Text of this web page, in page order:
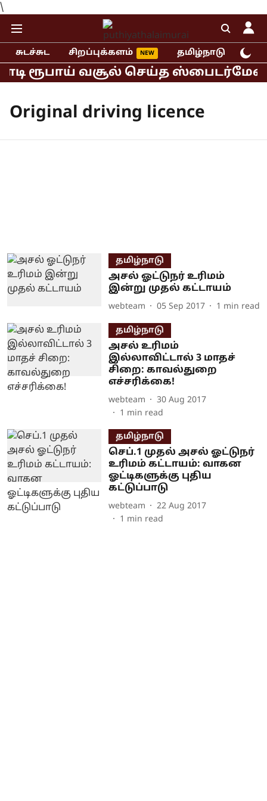
\
சுடச்சுட சிறப்புக்களம் தமிழ்நாடு
ரூபாய் வசூல் செய்த ஸ்பைடர்மேன்
Original driving licence
தமிழ்நாடு
அசல் ஓட்டுநர் உரிமம்
இன்று முதல் கட்டாயம்
webteam 05 Sep 2017 1 min read
தமிழ்நாடு
அசல் உரிமம்
இல்லாவிட்டால் 3 மாதச்
சிறை: காவல்துறை
எச்சரிக்கை!
webteam
30 Aug 2017
1 min read
தமிழ்நாடு
செப்.1 முதல் அசல் ஓட்டுநர்
உரிமம் கட்டாயம்: வாகன
ஓட்டிகளுக்கு புதிய
கட்டுப்பாடு
webteam
22 Aug 2017
1 min read